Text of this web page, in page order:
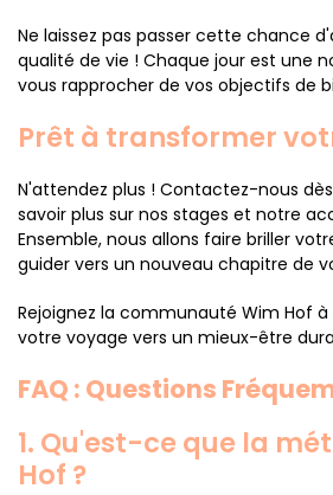
Ne laissez pas passer cette chance
qualité de vie ! Chaque jour est une
vous rapprocher de vos objectifs de
Prêt à transformer
N'attendez plus ! Contactez-nous
savoir plus sur nos stages et notre
Ensemble, nous allons faire briller
guider vers un nouveau chapitre de
Rejoignez la communauté Wim Hof
votre voyage vers un mieux-être
FAQ : Questions
1. Qu'est-ce que la
Hof ?